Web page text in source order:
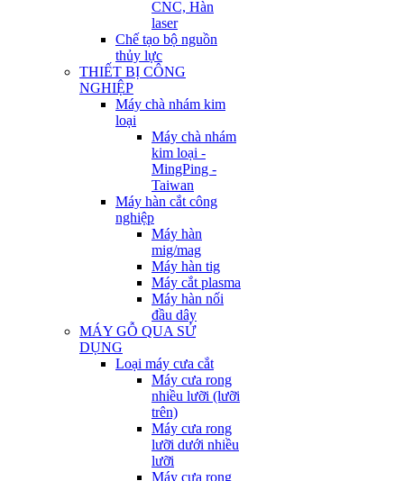
CNC, Hàn
laser
Chế tạo bộ nguồn
thủy lực
THIẾT BỊ CÔNG
NGHIỆP
Máy chà nhám kim
loại
Máy chà nhám
kim loại -
MingPing -
Taiwan
Máy hàn cắt công
nghiệp
Máy hàn
mig/mag
Máy hàn tig
Máy cắt plasma
Máy hàn nối
đầu dây
MÁY GỖ QUA SỬ
DỤNG
Loại máy cưa cắt
Máy cưa rong
nhiều lưỡi (lưỡi
trên)
Máy cưa rong
lưỡi dưới nhiều
lưỡi
Máy cưa rong